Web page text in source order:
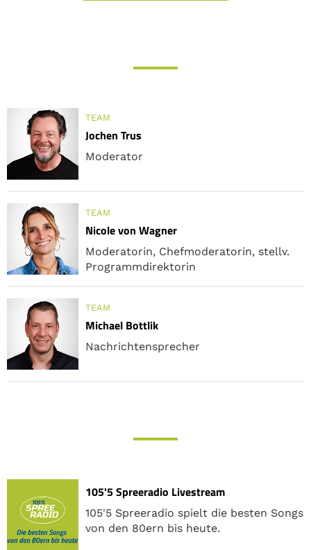
TEAM
Jochen Trus
Moderator
TEAM
Nicole von Wagner
Moderatorin, Chefmoderatorin, stellv.
Programmdirektorin
TEAM
Michael Bottlik
Nachrichtensprecher
105'5 Spreeradio Livestream
105'5 Spreeradio spielt die besten Songs
von den 80ern bis heute.